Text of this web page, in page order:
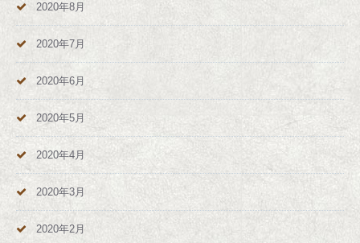
2020年8月
2020年7月
2020年6月
2020年5月
2020年4月
2020年3月
2020年2月